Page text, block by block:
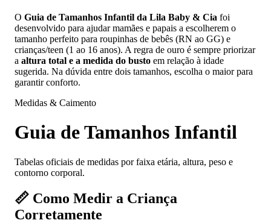
O Guia de Tamanhos Infantil da Lila Baby & Cia foi
desenvolvido para ajudar mamães e papais a escolherem o
tamanho perfeito para roupinhas de bebês (RN ao GG) e
crianças/teen (1 ao 16 anos). A regra de ouro é sempre priorizar
a altura total e a medida do busto em relação à idade
sugerida. Na dúvida entre dois tamanhos, escolha o maior para
garantir conforto.
Medidas & Caimento
Guia de Tamanhos Infantil
Tabelas oficiais de medidas por faixa etária, altura, peso e
contorno corporal.
📏 Como Medir a Criança
Corretamente